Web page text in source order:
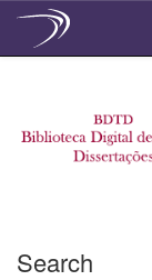
Search